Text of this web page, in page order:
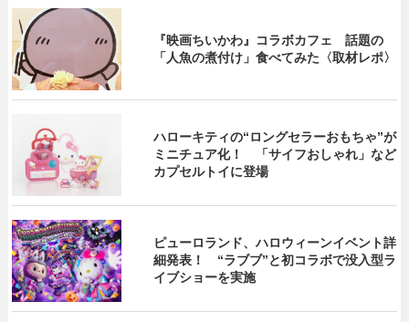
『映画ちいかわ』コラボカフェ 話題の
「人魚の煮付け」食べてみた〈取材レポ〉
ハローキティの“ロングセラーおもちゃ”が
ミニチュア化！ 「サイフおしゃれ」など
カプセルトイに登場
ピューロランド、ハロウィーンイベント詳
細発表！ “ラブブ”と初コラボで没入型ラ
イブショーを実施